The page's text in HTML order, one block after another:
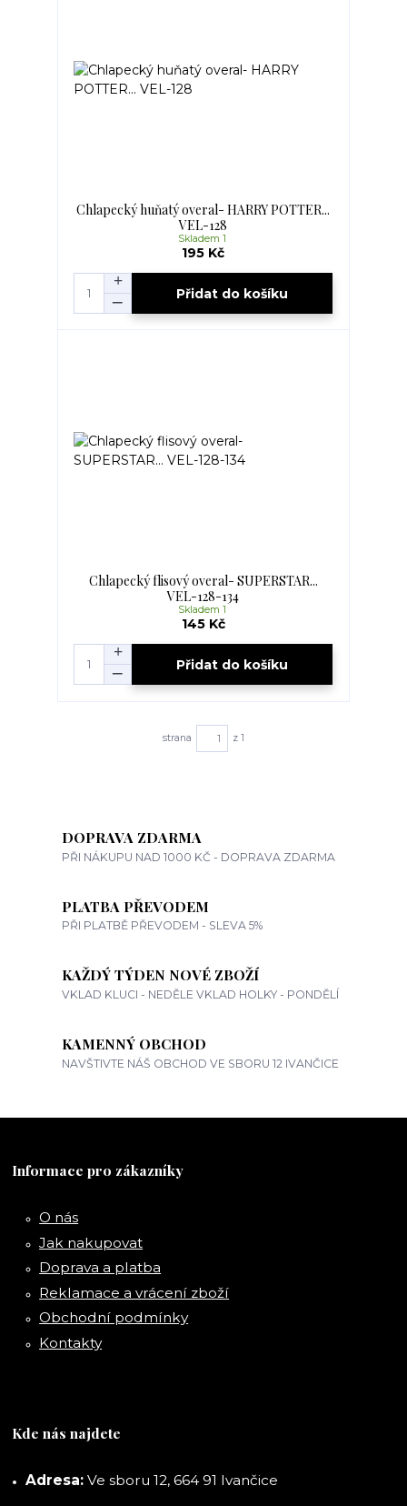
Chlapecký huňatý overal- HARRY POTTER...
VEL-128
195 Kč
Skladem 1
Přidat do košíku
Chlapecký flisový overal- SUPERSTAR...
VEL-128-134
145 Kč
Skladem 1
Přidat do košíku
strana z 1
DOPRAVA ZDARMA
PŘI NÁKUPU NAD 1000 KČ - DOPRAVA ZDARMA
PLATBA PŘEVODEM
PŘI PLATBĚ PŘEVODEM - SLEVA 5%
KAŽDÝ TÝDEN NOVÉ ZBOŽÍ
VKLAD KLUCI - NEDĚLE VKLAD HOLKY - PONDĚLÍ
KAMENNÝ OBCHOD
NAVŠTIVTE NÁŠ OBCHOD VE SBORU 12 IVANČICE
Informace pro zákazníky
O nás
Jak nakupovat
Doprava a platba
Reklamace a vrácení zboží
Obchodní podmínky
Kontakty
Kde nás najdete
Adresa: Ve sboru 12, 664 91 Ivančice